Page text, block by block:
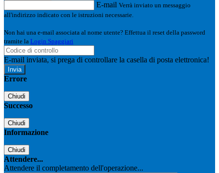
E-mail Verrà inviato un messaggio
all'indirizzo indicato con le istruzioni necessarie.
Non hai una e-mail associata al nome utente? Effettua il reset della password
tramite la Login Spaggiari
E-mail inviata, si prega di controllare la casella di posta elettronica!
Errore
Chiudi
Successo
Chiudi
Informazione
Chiudi
Attendere...
Attendere il completamento dell'operazione...